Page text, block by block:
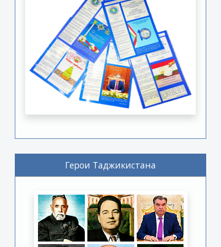
Герои Таджикистана